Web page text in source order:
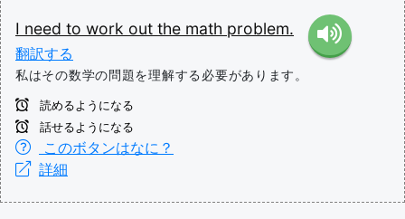
I need to work out the math problem.
翻訳する
私はその数学の問題を理解する必要があります。
読めるようになる
話せるようになる
このボタンはなに？
詳細